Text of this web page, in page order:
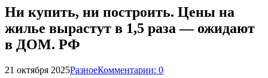
Ни купить, ни построить. Цены на
жилье вырастут в 1,5 раза — ожидают
в ДОМ. РФ
21 октября 2025РазноеКомментарии: 0